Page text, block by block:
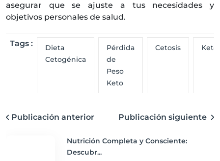
asegurar que se ajuste a tus necesidades y
objetivos personales de salud.
Tags :
Dieta
Cetogénica
Pérdida
de
Peso
Keto
Cetosis Keto
Publicación anterior Publicación siguiente
Nutrición Completa y Consciente:
Descubr...